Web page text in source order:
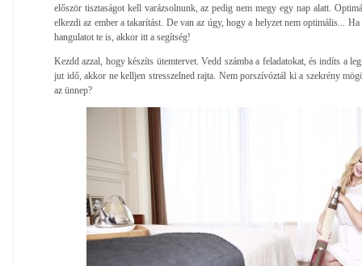
először tisztaságot kell varázsolnunk, az pedig nem megy egy nap alatt.
elkezdi az ember a takarítást. De van az úgy, hogy a helyzet nem optimális...
hangulatot te is, akkor itt a segítség!
Kezdd azzal, hogy készíts ütemtervet. Vedd számba a feladatokat, és indíts a
jut idő, akkor ne kelljen stresszelned rajta. Nem porszívóztál ki a szekrény
az ünnep?